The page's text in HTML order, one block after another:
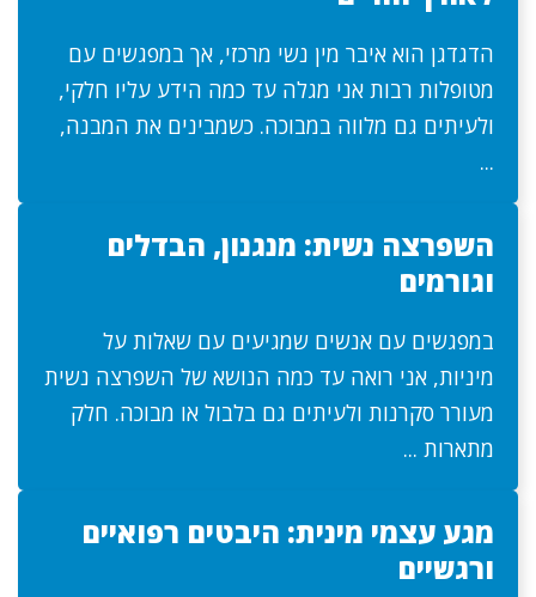
הדגדגן הוא איבר מין נשי מרכזי, אך במפגשים עם
מטופלות רבות אני מגלה עד כמה הידע עליו חלקי,
ולעיתים גם מלווה במבוכה. כשמבינים את המבנה,
...
השפרצה נשית: מנגנון, הבדלים
וגורמים
במפגשים עם אנשים שמגיעים עם שאלות על
מיניות, אני רואה עד כמה הנושא של השפרצה נשית
מעורר סקרנות ולעיתים גם בלבול או מבוכה. חלק
מתארות ...
מגע עצמי מינית: היבטים רפואיים
ורגשיים